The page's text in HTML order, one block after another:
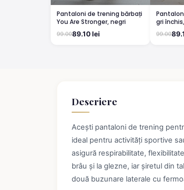
Pantaloni de trening bărbați
You Are Stronger, negri
99.0089.10 lei
gri
detalii
99.00
Descriere
Acești pantaloni de trening
ideal pentru activități sportive
asigură respirabilitate,
brâu și la glezne, iar șiretul din
două buzunare laterale cu